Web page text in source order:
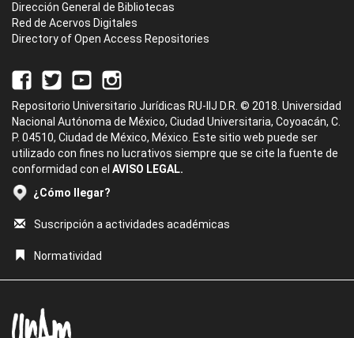
Dirección General de Bibliotecas
Red de Acervos Digitales
Directory of Open Access Repositories
Repositorio Universitario Jurídicas RU-IIJ D.R. © 2018. Universidad
Nacional Autónoma de México, Ciudad Universitaria, Coyoacán, C.
P. 04510, Ciudad de México, México. Este sitio web puede ser
utilizado con fines no lucrativos siempre que se cite la fuente de
conformidad con el AVISO LEGAL.
¿Cómo llegar?
Suscripción a actividades académicas
Normatividad